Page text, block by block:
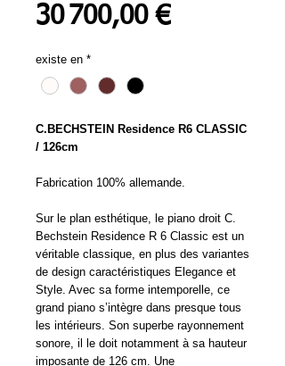
30 700,00 €Prix
existe en *
C.BECHSTEIN Residence R6 CLASSIC
/ 126cm
Fabrication 100% allemande.
Sur le plan esthétique, le piano droit C.
Bechstein Residence R 6 Classic est un
véritable classique, en plus des variantes
de design caractéristiques Elegance et
Style. Avec sa forme intemporelle, ce
grand piano s’intègre dans presque tous
les intérieurs. Son superbe rayonnement
sonore, il le doit notamment à sa hauteur
imposante de 126 cm. Une